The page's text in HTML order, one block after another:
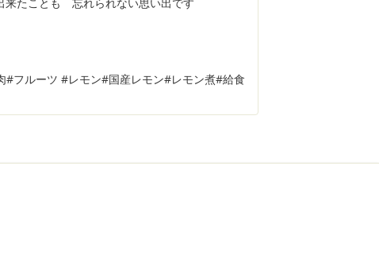
フルーツ #レモン#国産レモン#レモン煮#給食